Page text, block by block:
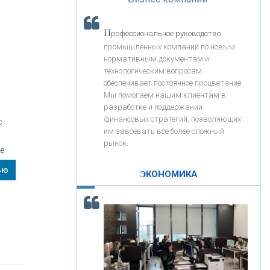
«РОСЕВРОБАНК»
«ПРЕСС-СЛУЖБА ВТБ24»
«АВТОГРАДБАНК»
КОНТАКТЫ
«Интервью»
Скорость - один из главных трендов в
кредитовании бизнеса - «Интервью»
Профессиональное руководство
промышленных компаний по новым
нормативным документам и
технологическим вопросам
обеспечивает постоянное процветание.
Мы помогаем нашим клиентам в
разработке и поддержании
финансовых стратегий, позволяющих
им завоевать все более сложный
рынок.
ЭКОНОМИКА